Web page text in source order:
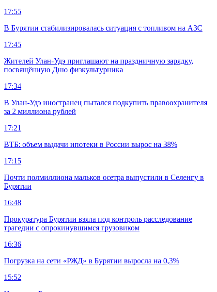
17:55
В Бурятии стабилизировалась ситуация с топливом на АЗС
17:45
Жителей Улан-Удэ приглашают на праздничную зарядку,
посвящённую Дню физкультурника
17:34
В Улан-Удэ иностранец пытался подкупить правоохранителя
за 2 миллиона рублей
17:21
ВТБ: объем выдачи ипотеки в России вырос на 38%
17:15
Почти полмиллиона мальков осетра выпустили в Селенгу в
Бурятии
16:48
Прокуратура Бурятии взяла под контроль расследование
трагедии с опрокинувшимся грузовиком
16:36
Погрузка на сети «РЖД» в Бурятии выросла на 0,3%
15:52